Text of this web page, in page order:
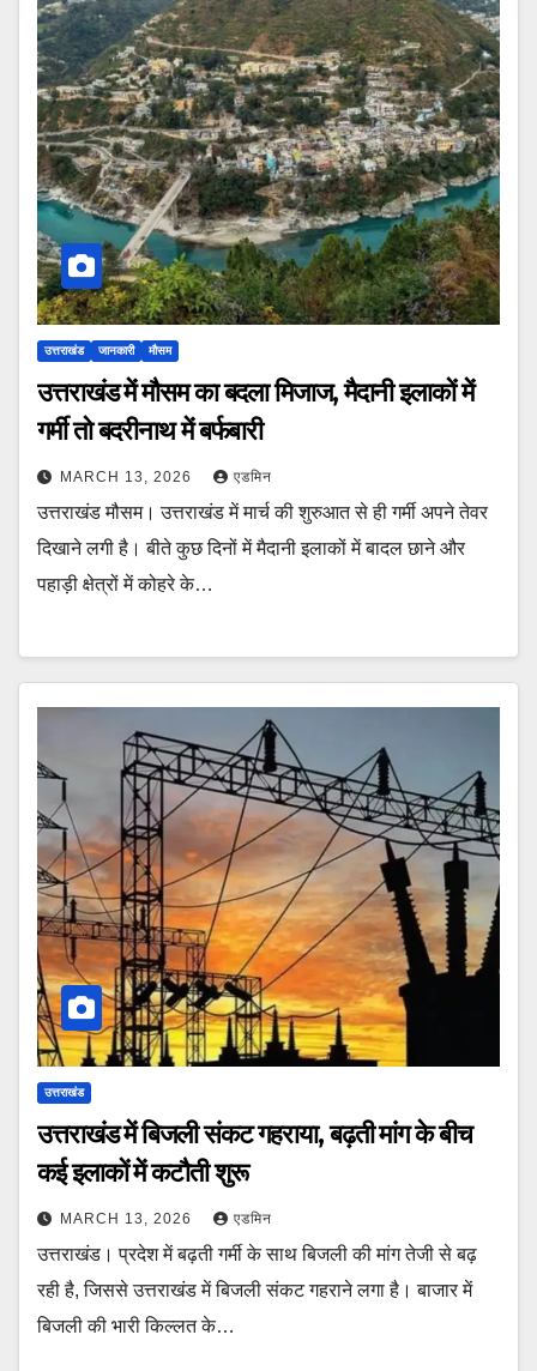
उत्तराखंड जानकारी मौसम
उत्तराखंड में मौसम का बदला मिजाज, मैदानी इलाकों में
गर्मी तो बदरीनाथ में बर्फबारी
MARCH 13, 2026 एडमिन
उत्तराखंड मौसम। उत्तराखंड में मार्च की शुरुआत से ही गर्मी अपने तेवर
दिखाने लगी है। बीते कुछ दिनों में मैदानी इलाकों में बादल छाने और
पहाड़ी क्षेत्रों में कोहरे के…
उत्तराखंड
उत्तराखंड में बिजली संकट गहराया, बढ़ती मांग के बीच
कई इलाकों में कटौती शुरू
MARCH 13, 2026 एडमिन
उत्तराखंड। प्रदेश में बढ़ती गर्मी के साथ बिजली की मांग तेजी से बढ़
रही है, जिससे उत्तराखंड में बिजली संकट गहराने लगा है। बाजार में
बिजली की भारी किल्लत के…